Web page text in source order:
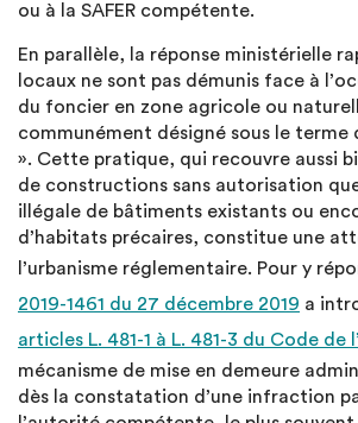
ou à la SAFER compétente.
En parallèle, la réponse ministérielle
locaux ne sont pas démunis face à
du foncier en zone agricole ou
communément désigné sous le terme
». Cette pratique, qui recouvre aussi
de constructions sans autorisation
illégale de bâtiments existants ou
d’habitats précaires, constitue une
l’urbanisme réglementaire. Pour y
2019-1461 du 27 décembre 2019 a
articles L. 481-1 à L. 481-3 du Code de
mécanisme de mise en demeure
dès la constatation d’une infraction